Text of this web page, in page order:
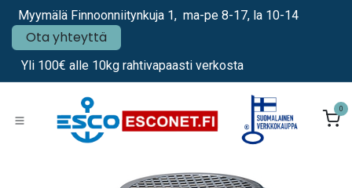
Siirry sisältöön
Myymälä Finnoonniitynkuja 1, ma-pe 8-17, la 10-14
Ota yhteyttä
Yli 100€ alle 10kg rahtivapaasti verkosta
0